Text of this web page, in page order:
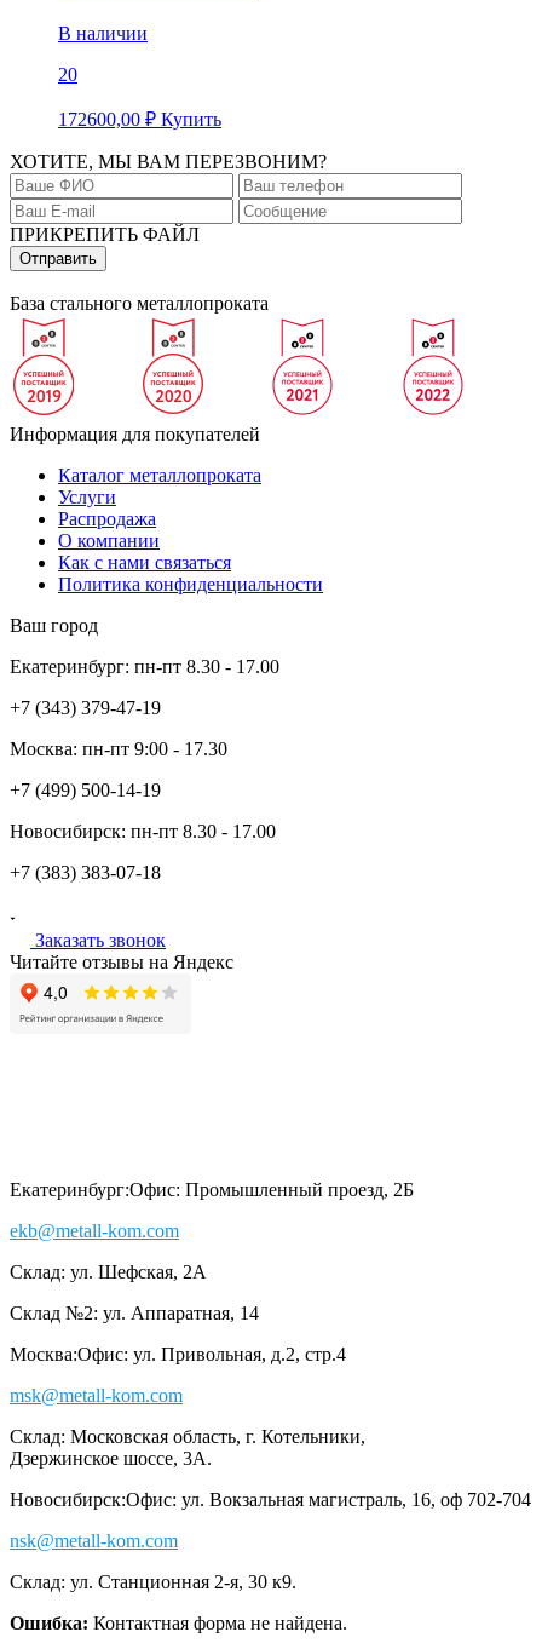
В наличии
20
172600,00 ₽ Купить
ХОТИТЕ, МЫ ВАМ ПЕРЕЗВОНИМ?
ПРИКРЕПИТЬ ФАЙЛ
База стального металлопроката
Информация для покупателей
Каталог металлопроката
Услуги
Распродажа
О компании
Как с нами связаться
Политика конфиденциальности
Ваш город
Екатеринбург: пн-пт 8.30 - 17.00
+7 (343) 379-47-19
Москва: пн-пт 9:00 - 17.30
+7 (499) 500-14-19
Новосибирск: пн-пт 8.30 - 17.00
+7 (383) 383-07-18
Заказать звонок
Читайте отзывы на Яндекс
Екатеринбург:Офис: Промышленный проезд, 2Б
ekb@metall-kom.com
Склад: ул. Шефская, 2А
Склад №2: ул. Аппаратная, 14
Москва:Офис: ул. Привольная, д.2, стр.4
msk@metall-kom.com
Склад: Московская область, г. Котельники,
Дзержинское шоссе, 3А.
Новосибирск:Офис: ул. Вокзальная магистраль, 16, оф 702-704
nsk@metall-kom.com
Склад: ул. Станционная 2-я, 30 к9.
Ошибка: Контактная форма не найдена.